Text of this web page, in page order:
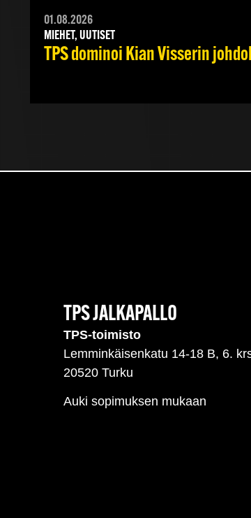
01.08.2026
MIEHET, UUTISET
TPS dominoi Kian Visserin
TPS JALKAPALLO
TPS-toimisto
Lemminkäisenkatu 14-18 B, 6.
20520 Turku
Auki sopimuksen mukaan